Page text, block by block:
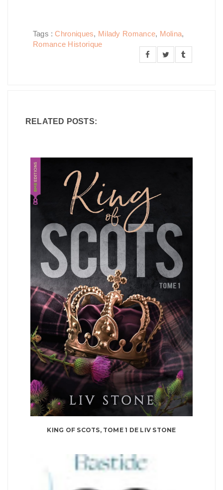
Tags :Chroniques, Milady Romance, Molina,
Romance Historique
RELATED POSTS:
KING OF SCOTS, TOME 1 DE LIV STONE